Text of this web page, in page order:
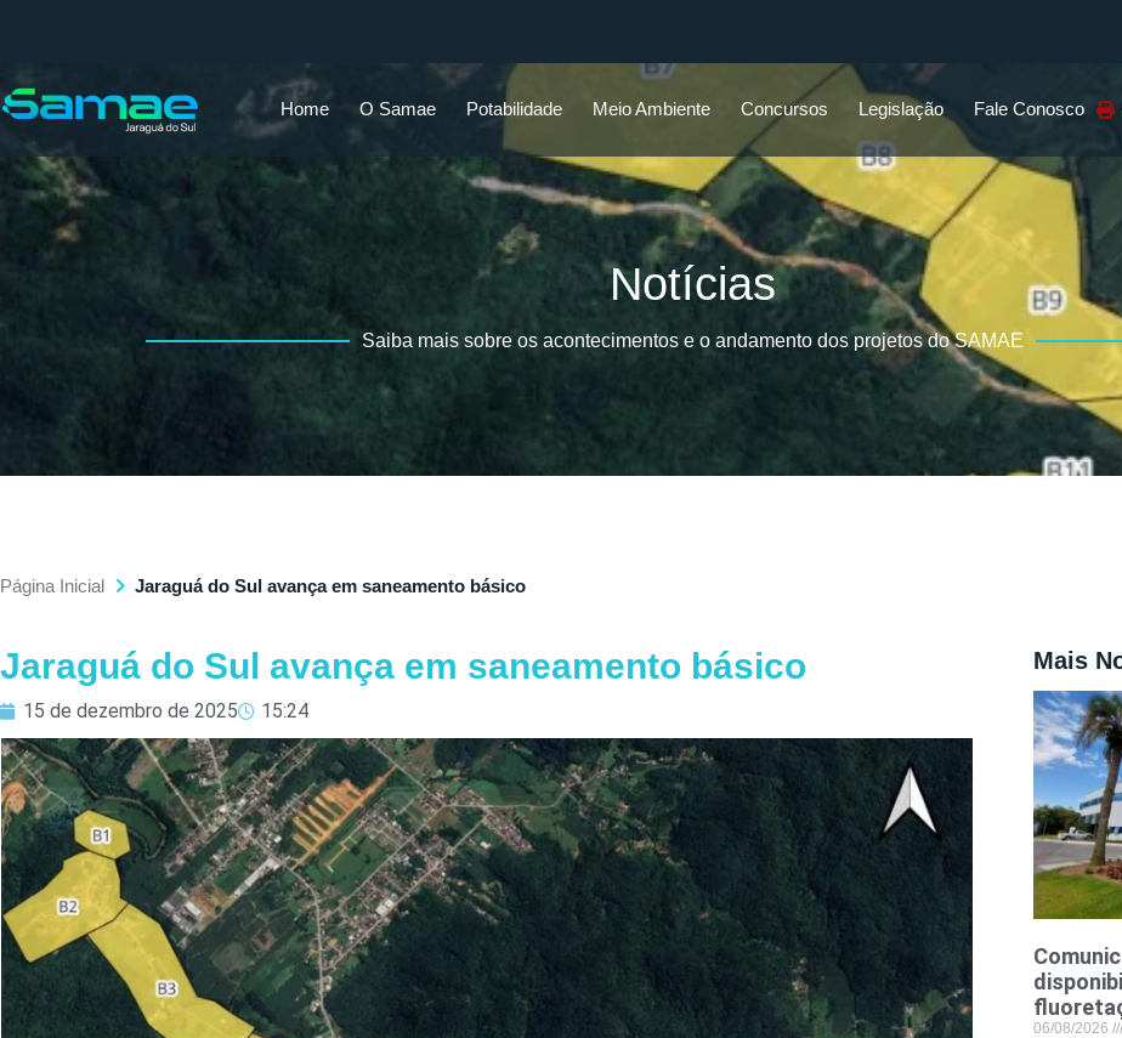
Home O Samae Potabilidade Meio Ambiente Concursos Legislação Fale Conosco
Notícias
Saiba mais sobre os acontecimentos e o andamento dos projetos do SAMAE
Página Inicial Jaraguá do Sul avança em saneamento básico
Jaraguá do Sul avança em saneamento básico
15 de dezembro de 2025 15:24
Mais
06/08/2026